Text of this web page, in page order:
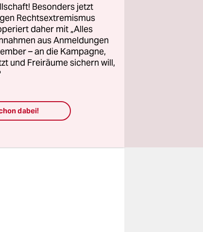
Besonders jetzt
Rechtsextremismus
daher mit „Alles
aus Anmeldungen
– an die Kampagne,
und Freiräume sichern will,
dabei!